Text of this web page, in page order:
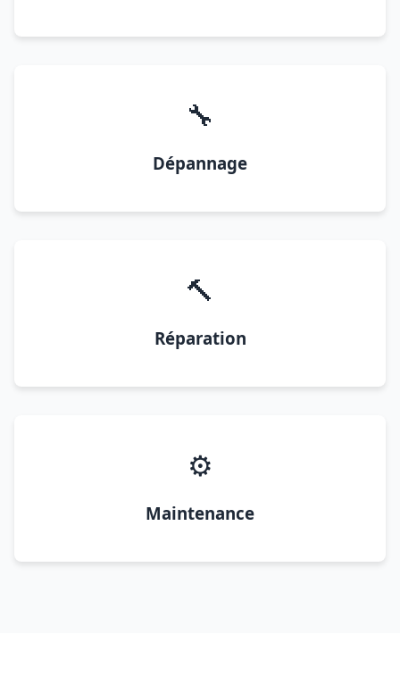
🔧
Dépannage
🔨
Réparation
⚙️
Maintenance